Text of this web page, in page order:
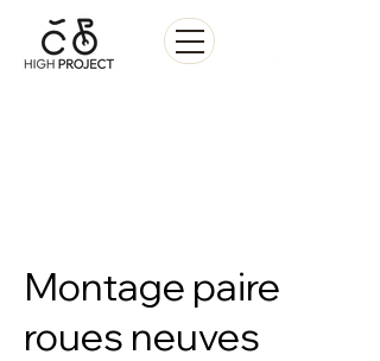
Montage paire
roues neuves